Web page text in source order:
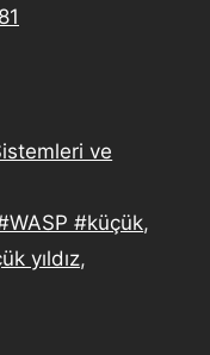
ve
#küçük,
yıldız,